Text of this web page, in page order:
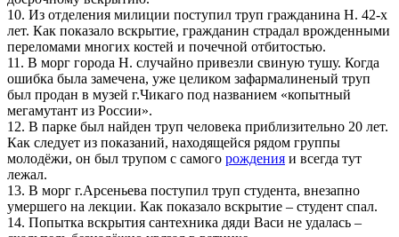
10. Из отделения милиции поступил труп гражданина Н. 42-х
лет. Как показало вскрытие, гражданин страдал врожденными
переломами многих костей и почечной отбитостью.
11. В морг города Н. случайно привезли свиную тушу. Когда
ошибка была замечена, уже целиком зафармалиненый труп
был продан в музей г.Чикаго под названием «копытный
мегамутант из России».
12. В парке был найден труп человека приблизительно 20 лет.
Как следует из показаний, находящейся рядом группы
молодёжи, он был трупом с самого рождения и всегда тут
лежал.
13. В морг г.Арсеньева поступил труп студента, внезапно
умершего на лекции. Как показало вскрытие – студент спал.
14. Попытка вскрытия сантехника дяди Васи не удалась –